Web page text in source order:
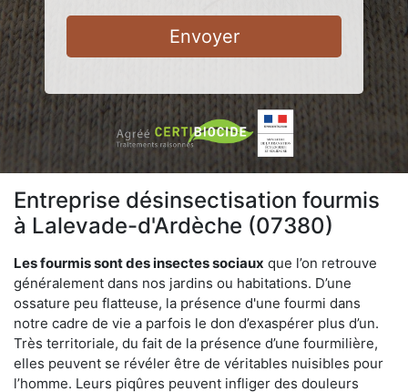
Envoyer
Entreprise désinsectisation fourmis
à Lalevade-d'Ardèche (07380)
Les fourmis sont des insectes sociaux que l’on retrouve
généralement dans nos jardins ou habitations. D’une
ossature peu flatteuse, la présence d'une fourmi dans
notre cadre de vie a parfois le don d’exaspérer plus d’un.
Très territoriale, du fait de la présence d’une fourmilière,
elles peuvent se révéler être de véritables nuisibles pour
l’homme. Leurs piqûres peuvent infliger des douleurs